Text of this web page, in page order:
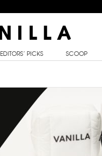
EDITORS’ PICKS SCOOP